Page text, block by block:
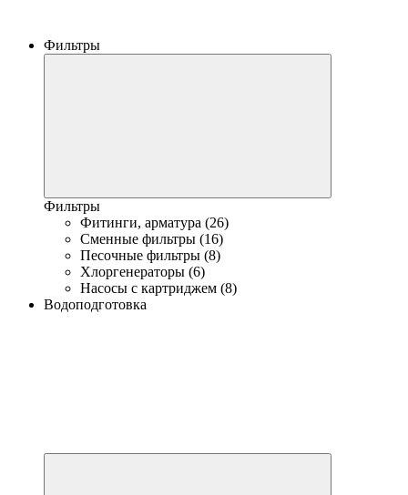
Фильтры
Фильтры
Фитинги, арматура (26)
Сменные фильтры (16)
Песочные фильтры (8)
Хлоргенераторы (6)
Насосы с картриджем (8)
Водоподготовка